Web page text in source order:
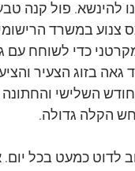
להינשא. פול קנה
צנוע במשרד
כדי לשוחח עם
גאה בזוג הצעיר
השלישי
הקלה גדולה.
לדוט כמעט בכל